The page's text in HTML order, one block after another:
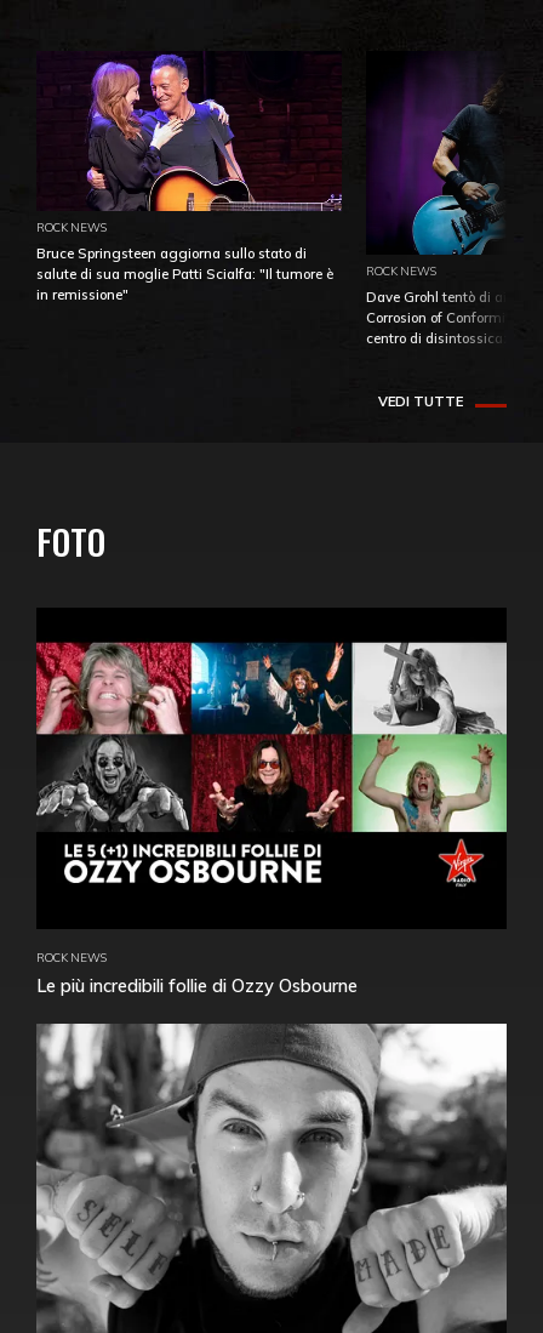
ROCK NEWS
Bruce Springsteen aggiorna sullo stato di
salute di sua moglie Patti Scialfa: "Il tumore è
in remissione"
ROCK NEWS
Dave Grohl tentò di
Corrosion of Conformity
centro di
VEDI TUTTE
FOTO
ROCK NEWS
Le più incredibili follie di Ozzy Osbourne